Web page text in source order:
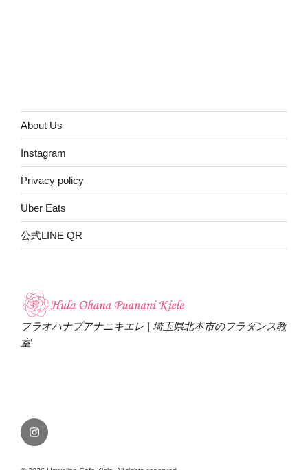
About Us
Instagram
Privacy policy
Uber Eats
公式LINE QR
フラオハナプアナニキエレ | 埼玉県北本市のフラダンス教
室
Instagram